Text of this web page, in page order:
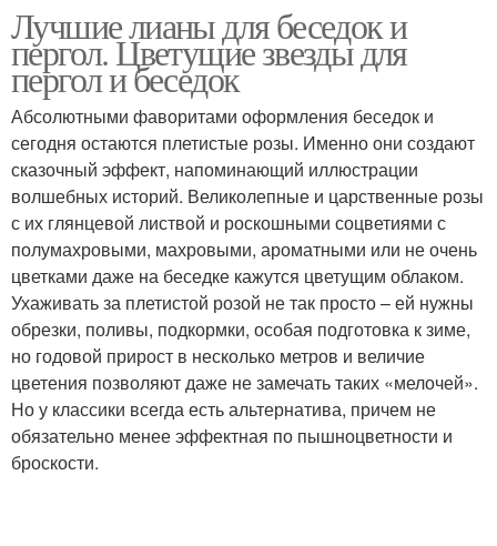
Растения для живой Вечнозеленые растения
Растения для арки Вьющиеся цветы
Подходящие растения
Растения для
выращивания
Комнатные растения
Растения с мелкими
листьями
Лучшие лианы для беседок и
пергол. Цветущие звезды для
пергол и беседок
Абсолютными фаворитами оформления беседок и
сегодня остаются плетистые розы. Именно они создают
сказочный эффект, напоминающий иллюстрации
волшебных историй. Великолепные и царственные розы
с их глянцевой листвой и роскошными соцветиями с
полумахровыми, махровыми, ароматными или не очень
цветками даже на беседке кажутся цветущим облаком.
Ухаживать за плетистой розой не так просто – ей нужны
обрезки, поливы, подкормки, особая подготовка к зиме,
но годовой прирост в несколько метров и величие
цветения позволяют даже не замечать таких «мелочей».
Но у классики всегда есть альтернатива, причем не
обязательно менее эффектная по пышноцветности и
броскости.